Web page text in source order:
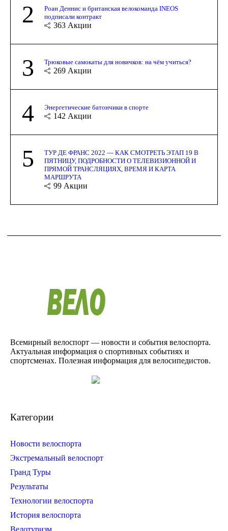
2
Роан Деннис и британская велокоманда INEOS
подписали контракт
363 Акции
3 Трюковые самокаты для новичков: на чём учиться?
269 Акции
4 Энергетические батончики в спорте
142 Акции
5
ТУР ДЕ ФРАНС 2022 — КАК СМОТРЕТЬ ЭТАП 19 В
ПЯТНИЦУ, ПОДРОБНОСТИ О ТЕЛЕВИЗИОННОЙ И
ПРЯМОЙ ТРАНСЛЯЦИЯХ, ВРЕМЯ И КАРТА
МАРШРУТА
99 Акции
Всемирный велоспорт — новости и события велоспорта.
Актуальная информация о спортивных событиях и
спортсменах. Полезная информация для велосипедистов.
Категории
Новости велоспорта
Экстремальный велоспорт
Гранд Туры
Результаты
Технологии велоспорта
История велоспорта